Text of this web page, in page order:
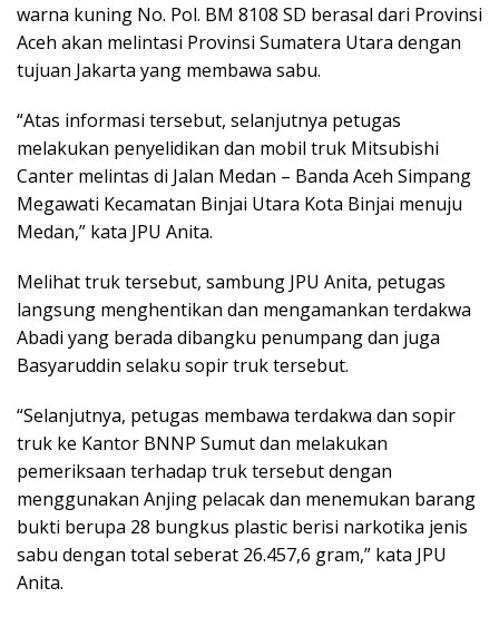
warna kuning No. Pol. BM 8108 SD berasal dari Provinsi
Aceh akan melintasi Provinsi Sumatera Utara dengan
tujuan Jakarta yang membawa sabu.
“Atas informasi tersebut, selanjutnya petugas
melakukan penyelidikan dan mobil truk Mitsubishi
Canter melintas di Jalan Medan – Banda Aceh Simpang
Megawati Kecamatan Binjai Utara Kota Binjai menuju
Medan,” kata JPU Anita.
Melihat truk tersebut, sambung JPU Anita, petugas
langsung menghentikan dan mengamankan terdakwa
Abadi yang berada dibangku penumpang dan juga
Basyaruddin selaku sopir truk tersebut.
“Selanjutnya, petugas membawa terdakwa dan sopir
truk ke Kantor BNNP Sumut dan melakukan
pemeriksaan terhadap truk tersebut dengan
menggunakan Anjing pelacak dan menemukan barang
bukti berupa 28 bungkus plastic berisi narkotika jenis
sabu dengan total seberat 26.457,6 gram,” kata JPU
Anita.